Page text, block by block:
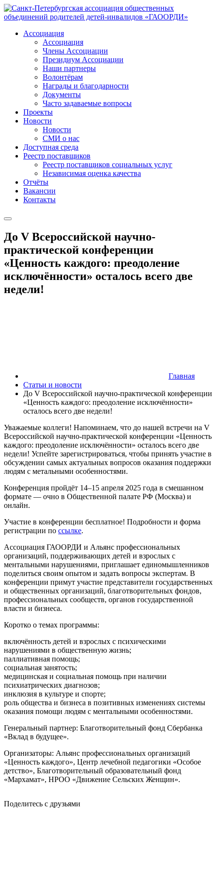
Ассоциация
Ассоциация
Члены Ассоциации
Президиум Ассоциации
Наши партнеры
Волонтёрам
Награды и благодарности
Документы
Часто задаваемые вопросы
Проекты
Новости
Новости
СМИ о нас
Доступная среда
Реестр поставщиков
Реестр поставщиков социальных услуг
Независимая оценка качества
Отчёты
Вакансии
Контакты
До V Всероссийской научно-
практической конференции
«Ценность каждого: преодоление
исключённости» осталось всего две
недели!
Главная
Статьи и новости
До V Всероссийской научно-практической конференции
«Ценность каждого: преодоление исключённости»
осталось всего две недели!
Уважаемые коллеги! Напоминаем, что до нашей встречи на V
Всероссийской научно-практической конференции «Ценность
каждого: преодоление исключённости» осталось всего две
недели! Успейте зарегистрироваться, чтобы принять участие в
обсуждении самых актуальных вопросов оказания поддержки
людям с метальными особенностями.
Конференция пройдёт 14–15 апреля 2025 года в смешанном
формате — очно в Общественной палате РФ (Москва) и
онлайн.
Участие в конференции бесплатное! Подробности и форма
регистрации по ссылке.
Ассоциация ГАООРДИ и Альянс профессиональных
организаций, поддерживающих детей и взрослых с
ментальными нарушениями, приглашает единомышленников
поделиться своим опытом и задать вопросы экспертам. В
конференции примут участие представители государственных
и общественных организаций, благотворительных фондов,
профессиональных сообществ, органов государственной
власти и бизнеса.
Коротко о темах программы:
включённость детей и взрослых с психическими
нарушениями в общественную жизнь;
паллиативная помощь;
социальная занятость;
медицинская и социальная помощь при наличии
психиатрических диагнозов;
инклюзия в культуре и спорте;
роль общества и бизнеса в позитивных изменениях системы
оказания помощи людям с ментальными особенностями.
Генеральный партнер: Благотворительный фонд Сбербанка
«Вклад в будущее».
Организаторы: Альянс профессиональных организаций
«Ценность каждого», Центр лечебной педагогики «Особое
детство», Благотворительный образовательный фонд
«Мархамат», НРОО «Движение Сельских Женщин».
Поделитесь с друзьями